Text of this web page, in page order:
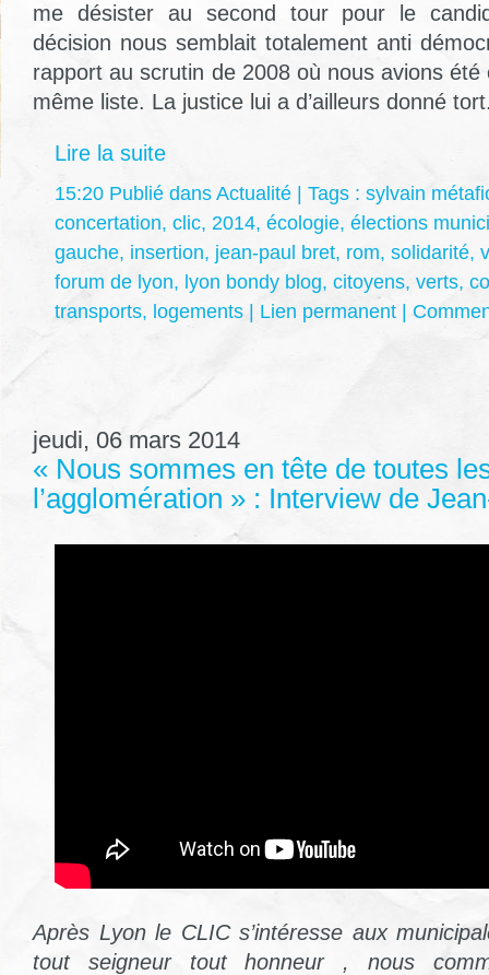
me désister au second tour pour le
décision nous semblait totalement anti
rapport au scrutin de 2008 où nous avions
même liste. La justice lui a d’ailleurs donné
Lire la suite
15:20 Publié dans Actualité | Tags : sylvain
concertation, clic, 2014, écologie, élections
gauche, insertion, jean-paul bret, rom, solidarité,
forum de lyon, lyon bondy blog, citoyens, verts,
transports, logements Lien permanent
jeudi, 06 mars 2014
« Nous sommes en tête de toutes
l’agglomération » : Interview de
Après Lyon le CLIC s’intéresse aux
tout seigneur tout honneur , nous